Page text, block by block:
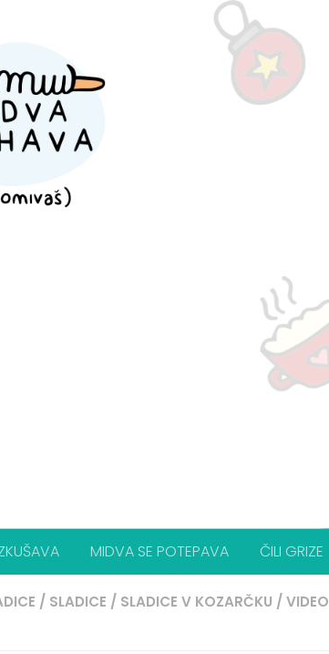
MIDVA SE POTEPAVA ČILI GRIZE
/ SLADICE / SLADICE V KOZARČKU / VIDEO